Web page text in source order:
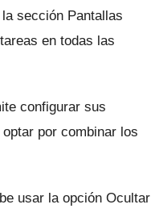
sección Pantallas
en todas las
configurar sus
optar por combinar los
usar la opción Ocultar